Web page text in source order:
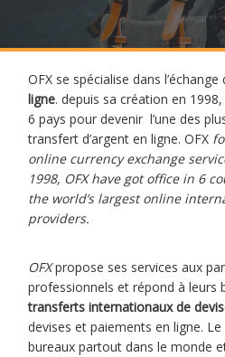
OFX se spécialise dans
ligne. depuis sa création en
6 pays pour devenir l’une des
transfert d’argent en ligne. OFX
online currency exchange
1998, OFX have got office in 6
the world’s largest online
providers.
OFXpropose ses services aux
professionnels et répond à leurs
transferts internationaux de
devises et paiements en ligne.
bureaux partout dans le monde